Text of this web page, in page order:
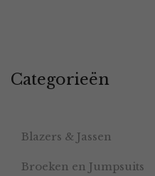
Categorieën
Blazers & Jassen
Broeken en Jumpsuits